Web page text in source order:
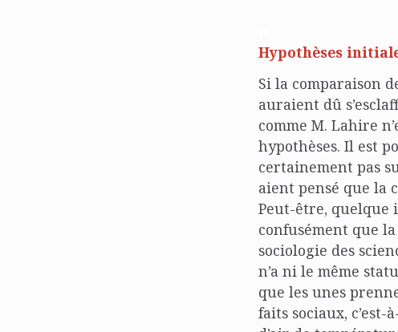
Hypothèses
Si la comparaison
auraient dû
comme M. Lahire
hypothèses. Il est
certainement pas
aient pensé que la
Peut-être, quelque
confusément que
sociologie des
n’a ni le même
que les unes
faits sociaux,